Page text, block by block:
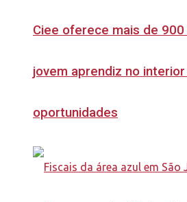
Ciee oferece mais de
jovem aprendiz no
oportunidades